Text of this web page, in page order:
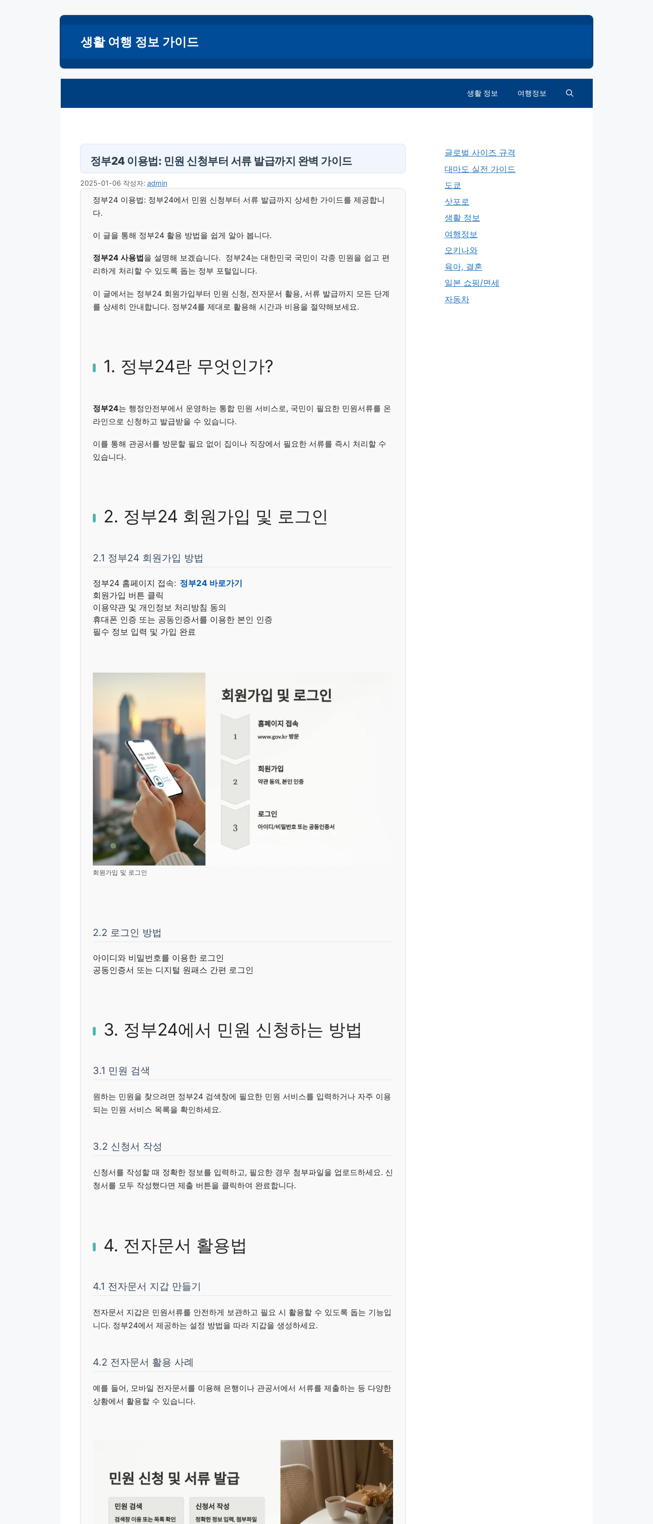
생활 여행 정보 가이드
생활 정보 여행정보
정부24 이용법: 민원 신청부터 서류 발급까지 완벽 가이드
2025-01-06 작성자: admin
정부24 이용법: 정부24에서 민원 신청부터 서류 발급까지 상세한 가이드를 제공합니
다.
이 글을 통해 정부24 활용 방법을 쉽게 알아 봅니다.
정부24 사용법을 설명해 보겠습니다. 정부24는 대한민국 국민이 각종 민원을 쉽고 편
리하게 처리할 수 있도록 돕는 정부 포털입니다.
이 글에서는 정부24 회원가입부터 민원 신청, 전자문서 활용, 서류 발급까지 모든 단계
를 상세히 안내합니다. 정부24를 제대로 활용해 시간과 비용을 절약해보세요.
1. 정부24란 무엇인가?
정부24는 행정안전부에서 운영하는 통합 민원 서비스로, 국민이 필요한 민원서류를 온
라인으로 신청하고 발급받을 수 있습니다.
이를 통해 관공서를 방문할 필요 없이 집이나 직장에서 필요한 서류를 즉시 처리할 수
있습니다.
2. 정부24 회원가입 및 로그인
2.1 정부24 회원가입 방법
정부24 홈페이지 접속: 정부24 바로가기
회원가입 버튼 클릭
이용약관 및 개인정보 처리방침 동의
휴대폰 인증 또는 공동인증서를 이용한 본인 인증
필수 정보 입력 및 가입 완료
회원가입 및 로그인
2.2 로그인 방법
아이디와 비밀번호를 이용한 로그인
공동인증서 또는 디지털 원패스 간편 로그인
3. 정부24에서 민원 신청하는 방법
3.1 민원 검색
원하는 민원을 찾으려면 정부24 검색창에 필요한 민원 서비스를 입력하거나 자주 이용
되는 민원 서비스 목록을 확인하세요.
3.2 신청서 작성
신청서를 작성할 때 정확한 정보를 입력하고, 필요한 경우 첨부파일을 업로드하세요. 신
청서를 모두 작성했다면 제출 버튼을 클릭하여 완료합니다.
4. 전자문서 활용법
4.1 전자문서 지갑 만들기
전자문서 지갑은 민원서류를 안전하게 보관하고 필요 시 활용할 수 있도록 돕는 기능입
니다. 정부24에서 제공하는 설정 방법을 따라 지갑을 생성하세요.
4.2 전자문서 활용 사례
예를 들어, 모바일 전자문서를 이용해 은행이나 관공서에서 서류를 제출하는 등 다양한
상황에서 활용할 수 있습니다.
글로벌 사이즈 규격
대마도 실전 가이드
도쿄
삿포로
생활 정보
여행정보
오키나와
육아, 결혼
일본 쇼핑/면세
자동차